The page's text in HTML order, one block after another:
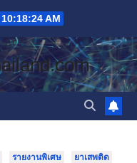
10:18:25 AM
รายงานพิเศษ ยาเสพติด